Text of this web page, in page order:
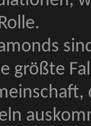
größte